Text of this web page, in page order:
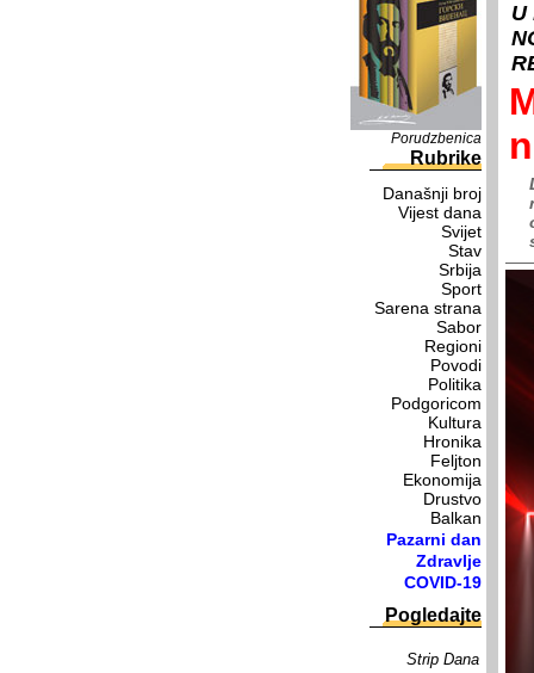
Porudzbenica
Rubrike
Današnji broj
Vijest dana
Svijet
Stav
Srbija
Sport
Sarena strana
Sabor
Regioni
Povodi
Politika
Podgoricom
Kultura
Hronika
Feljton
Ekonomija
Drustvo
Balkan
Pazarni dan
Zdravlje
COVID-19
Pogledajte
Strip Dana
U